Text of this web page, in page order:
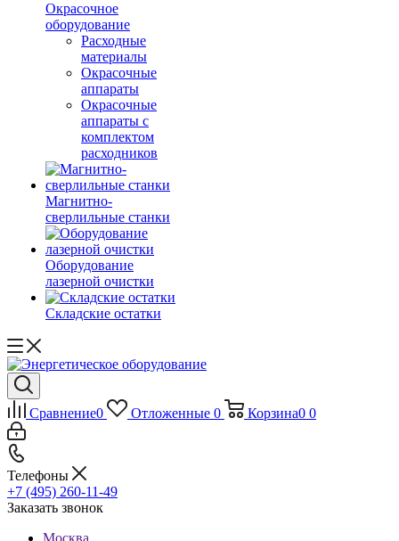
Окрасочное
оборудование
Расходные
материалы
Окрасочные
аппараты
Окрасочные
аппараты с
комплектом
расходников
Магнитно-
сверлильные станки
Оборудование
лазерной очистки
Складские остатки
Сравнение0 Отложенные 0 Корзина0 0
Телефоны
+7 (495) 260-11-49
Заказать звонок
Москва